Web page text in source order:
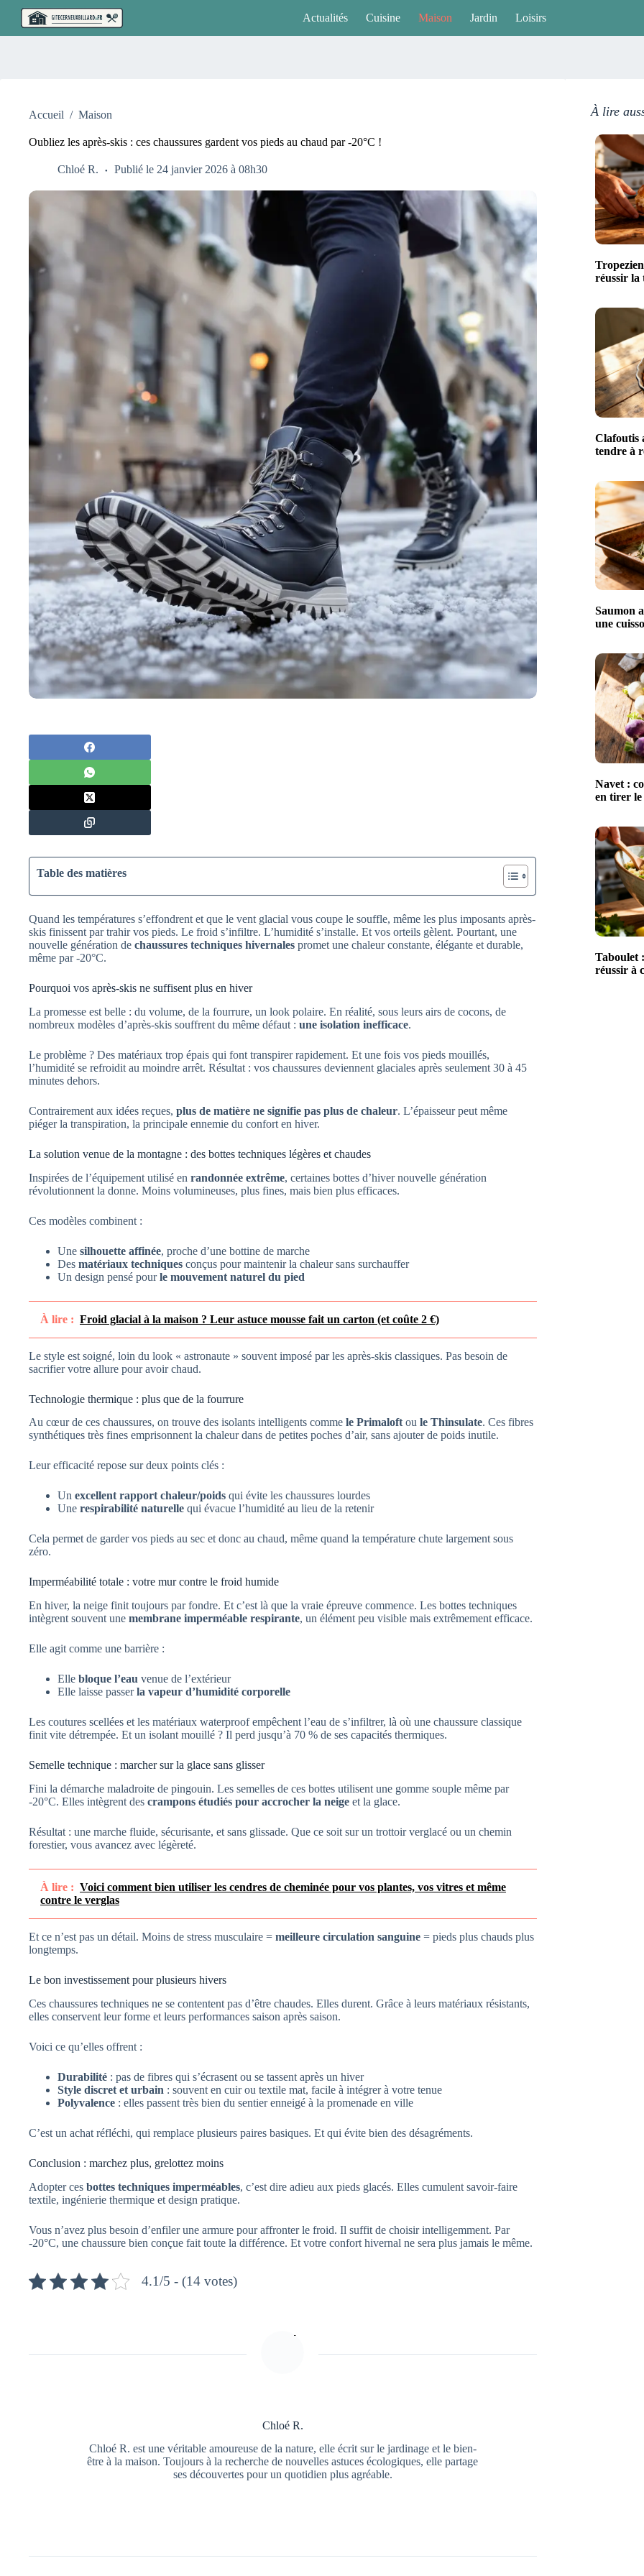
Passer
contenu
Actualités Cuisine Maison Jardin Loisirs
Accueil / Maison
Oubliez les après-skis : ces chaussures gardent vos pieds au chaud par -20°C !
Chloé R. Publié le 24 janvier 2026 à 08h30
Table des matières
Quand les températures s’effondrent et que le vent glacial vous coupe le souffle, même les plus imposants après-
skis finissent par trahir vos pieds. Le froid s’infiltre. L’humidité s’installe. Et vos orteils gèlent. Pourtant, une
nouvelle génération de chaussures techniques hivernales promet une chaleur constante, élégante et durable,
même par -20°C.
Pourquoi vos après-skis ne suffisent plus en hiver
La promesse est belle : du volume, de la fourrure, un look polaire. En réalité, sous leurs airs de cocons, de
nombreux modèles d’après-skis souffrent du même défaut : une isolation inefficace.
Le problème ? Des matériaux trop épais qui font transpirer rapidement. Et une fois vos pieds mouillés,
l’humidité se refroidit au moindre arrêt. Résultat : vos chaussures deviennent glaciales après seulement 30 à 45
minutes dehors.
Contrairement aux idées reçues, plus de matière ne signifie pas plus de chaleur. L’épaisseur peut même
piéger la transpiration, la principale ennemie du confort en hiver.
La solution venue de la montagne : des bottes techniques légères et chaudes
Inspirées de l’équipement utilisé en randonnée extrême, certaines bottes d’hiver nouvelle génération
révolutionnent la donne. Moins volumineuses, plus fines, mais bien plus efficaces.
Ces modèles combinent :
Une silhouette affinée, proche d’une bottine de marche
Des matériaux techniques conçus pour maintenir la chaleur sans surchauffer
Un design pensé pourle mouvement naturel du pied
À lire : Froid glacial à la maison ? Leur astuce mousse fait un carton (et coûte 2 €)
Le style est soigné, loin du look « astronaute » souvent imposé par les après-skis classiques. Pas besoin de
sacrifier votre allure pour avoir chaud.
Technologie thermique : plus que de la fourrure
Au cœur de ces chaussures, on trouve des isolants intelligents comme le Primaloft ou le Thinsulate. Ces fibres
synthétiques très fines emprisonnent la chaleur dans de petites poches d’air, sans ajouter de poids inutile.
Leur efficacité repose sur deux points clés :
Un excellent rapport chaleur/poids qui évite les chaussures lourdes
Une respirabilité naturelle qui évacue l’humidité au lieu de la retenir
Cela permet de garder vos pieds au sec et donc au chaud, même quand la température chute largement sous
zéro.
Imperméabilité totale : votre mur contre le froid humide
En hiver, la neige finit toujours par fondre. Et c’est là que la vraie épreuve commence. Les bottes techniques
intègrent souvent une membrane imperméable respirante, un élément peu visible mais extrêmement efficace.
Elle agit comme une barrière :
Elle bloque l’eau venue de l’extérieur
Elle laisse passerla vapeur d’humidité corporelle
Les coutures scellées et les matériaux waterproof empêchent l’eau de s’infiltrer, là où une chaussure classique
finit vite détrempée. Et un isolant mouillé ? Il perd jusqu’à 70 % de ses capacités thermiques.
Semelle technique : marcher sur la glace sans glisser
Fini la démarche maladroite de pingouin. Les semelles de ces bottes utilisent une gomme souple même par
-20°C. Elles intègrent des crampons étudiés pour accrocher la neige et la glace.
Résultat : une marche fluide, sécurisante, et sans glissade. Que ce soit sur un trottoir verglacé ou un chemin
forestier, vous avancez avec légèreté.
À lire : Voici comment bien utiliser les cendres de cheminée pour vos plantes, vos vitres et même
contre le verglas
Et ce n’est pas un détail. Moins de stress musculaire = meilleure circulation sanguine = pieds plus chauds plus
longtemps.
Le bon investissement pour plusieurs hivers
Ces chaussures techniques ne se contentent pas d’être chaudes. Elles durent. Grâce à leurs matériaux résistants,
elles conservent leur forme et leurs performances saison après saison.
Voici ce qu’elles offrent :
Durabilité : pas de fibres qui s’écrasent ou se tassent après un hiver
Style discret et urbain : souvent en cuir ou textile mat, facile à intégrer à votre tenue
Polyvalence : elles passent très bien du sentier enneigé à la promenade en ville
C’est un achat réfléchi, qui remplace plusieurs paires basiques. Et qui évite bien des désagréments.
Conclusion : marchez plus, grelottez moins
Adopter ces bottes techniques imperméables, c’est dire adieu aux pieds glacés. Elles cumulent savoir-faire
textile, ingénierie thermique et design pratique.
Vous n’avez plus besoin d’enfiler une armure pour affronter le froid. Il suffit de choisir intelligemment. Par
-20°C, une chaussure bien conçue fait toute la différence. Et votre confort hivernal ne sera plus jamais le même.
4.1/5 - (14 votes)
Chloé R.
Chloé R. est une véritable amoureuse de la nature, elle écrit sur le jardinage et le bien-
être à la maison. Toujours à la recherche de nouvelles astuces écologiques, elle partage
ses découvertes pour un quotidien plus agréable.
À lire
réussir la
Clafoutis
tendre à
Saumon
une
Navet :
en tirer
Taboulet
réussir à